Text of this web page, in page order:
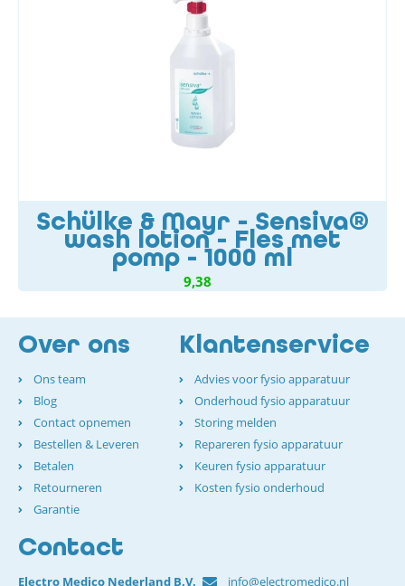
Schülke & Mayr - Sensiva®
wash lotion - Fles met
pomp - 1000 ml
9,38
Over ons
Ons team
Blog
Contact opnemen
Bestellen & Leveren
Betalen
Retourneren
Garantie
Klantenservice
Advies voor fysio apparatuur
Onderhoud fysio apparatuur
Storing melden
Repareren fysio apparatuur
Keuren fysio apparatuur
Kosten fysio onderhoud
Contact
Electro Medico Nederland B.V. info@electromedico.nl